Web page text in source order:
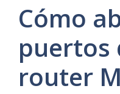
Cómo
puertos
router